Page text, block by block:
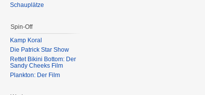
Schauplätze
Spin-Off
Kamp Koral
Die Patrick Star Show
Rettet Bikini Bottom: Der
Sandy Cheeks Film
Plankton: Der Film